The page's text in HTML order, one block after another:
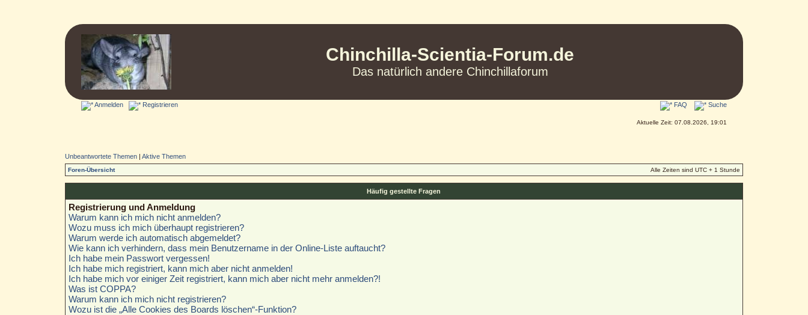
Chinchilla-Scientia-Forum.de
Das natürlich andere Chinchillaforum
Anmelden Registrieren FAQ Suche
Aktuelle Zeit: 07.08.2026, 19:01
Unbeantwortete Themen| Aktive Themen
Foren-Übersicht Alle Zeiten sind UTC + 1 Stunde
Häufig gestellte Fragen
Registrierung und Anmeldung
Warum kann ich mich nicht anmelden?
Wozu muss ich mich überhaupt registrieren?
Warum werde ich automatisch abgemeldet?
Wie kann ich verhindern, dass mein Benutzername in der Online-Liste auftaucht?
Ich habe mein Passwort vergessen!
Ich habe mich registriert, kann mich aber nicht anmelden!
Ich habe mich vor einiger Zeit registriert, kann mich aber nicht mehr anmelden?!
Was ist COPPA?
Warum kann ich mich nicht registrieren?
Wozu ist die „Alle Cookies des Boards löschen“-Funktion?